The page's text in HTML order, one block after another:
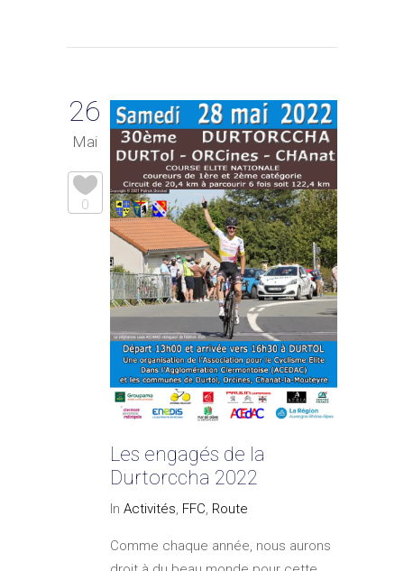
26
Mai
0
Les engagés de la
Durtorccha 2022
In Activités, FFC, Route
Comme chaque année, nous aurons